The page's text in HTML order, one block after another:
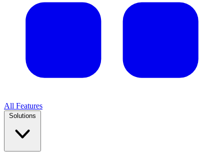
All Features